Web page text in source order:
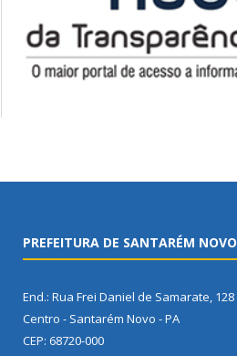
PREFEITURA DE SANTARÉM NOVO
End.: Rua Frei Daniel de Samarate, 128
Centro - Santarém Novo - PA
CEP: 68720-000